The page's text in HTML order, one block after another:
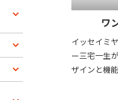
ワ
イッセイミ
ー三宅一生
ザインと機